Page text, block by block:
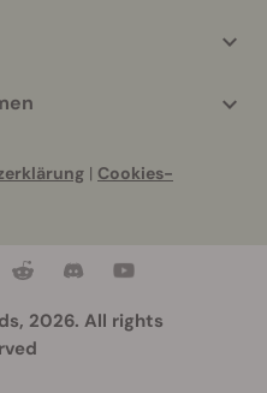
| Cookies-
2026. All rights